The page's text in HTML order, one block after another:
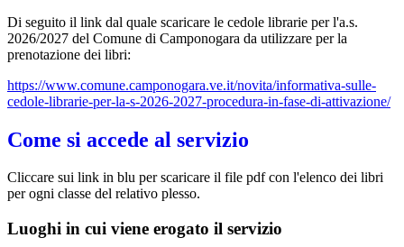
Di seguito il link dal quale scaricare le cedole librarie per l'a.s.
2026/2027 del Comune di Camponogara da utilizzare per la
prenotazione dei libri:
https://www.comune.camponogara.ve.it/novita/informativa-sulle-
cedole-librarie-per-la-s-2026-2027-procedura-in-fase-di-attivazione/
Come si accede al servizio
Cliccare sui link in blu per scaricare il file pdf con l'elenco dei libri
per ogni classe del relativo plesso.
Luoghi in cui viene erogato il servizio